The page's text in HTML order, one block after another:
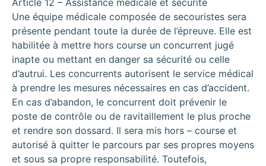
Article 12 – Assistance médicale et sécurité
Une équipe médicale composée de secouristes sera
présente pendant toute la durée de l’épreuve. Elle est
habilitée à mettre hors course un concurrent jugé
inapte ou mettant en danger sa sécurité ou celle
d’autrui. Les concurrents autorisent le service médical
à prendre les mesures nécessaires en cas d’accident.
En cas d’abandon, le concurrent doit prévenir le
poste de contrôle ou de ravitaillement le plus proche
et rendre son dossard. Il sera mis hors – course et
autorisé à quitter le parcours par ses propres moyens
et sous sa propre responsabilité. Toutefois,